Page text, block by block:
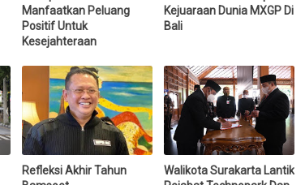
Manfaatkan Peluang
Positif Untuk
Kesejahteraan
Kejuaraan Dunia MXGP Di
Bali
Refleksi Akhir Tahun
Walikota Surakarta Lantik